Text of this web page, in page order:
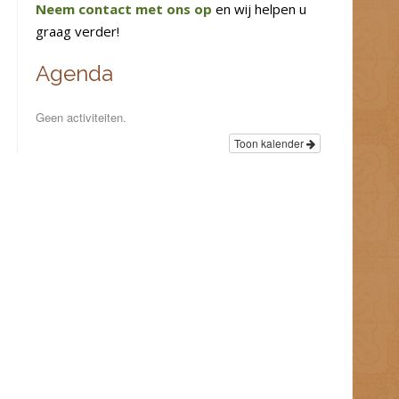
Neem contact met ons op en wij helpen u
graag verder!
Agenda
Geen activiteiten.
Toon kalender